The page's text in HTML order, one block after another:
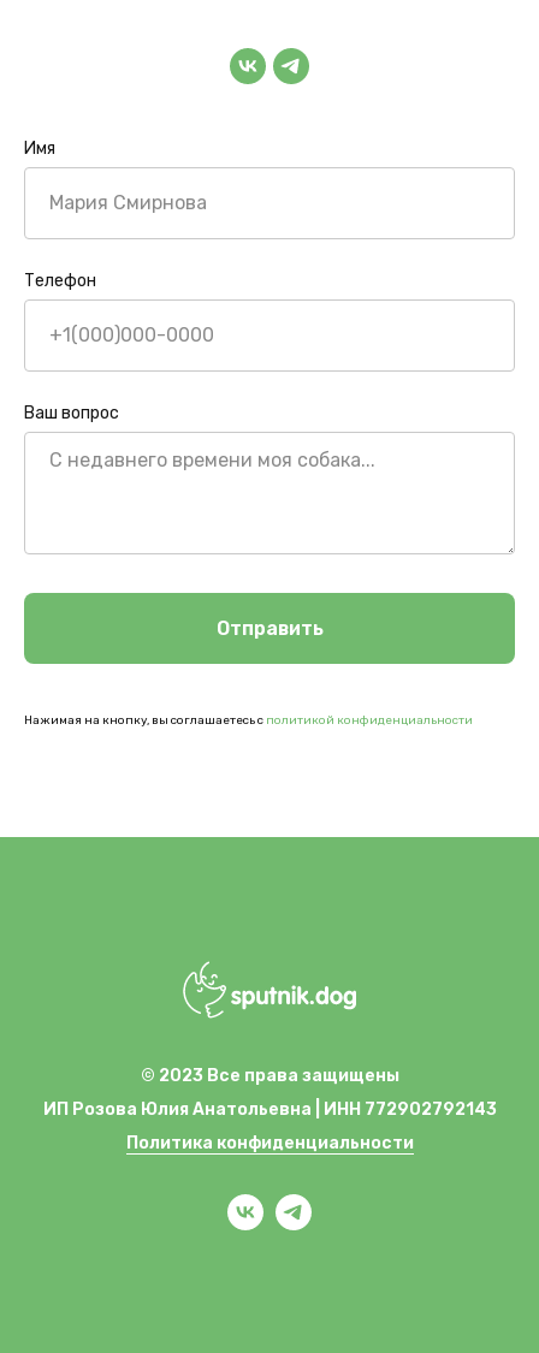
Имя
Телефон
Ваш вопрос
Отправить
Нажимая на кнопку, вы соглашаетесь с политикой конфиденциальности
© 2023 Все права защищены
ИП Розова Юлия Анатольевна | ИНН 772902792143
Политика конфиденциальности